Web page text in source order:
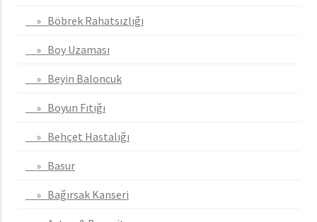
» Böbrek Rahatsızlığı
» Boy Uzaması
» Beyin Baloncuk
» Boyun Fıtığı
» Behçet Hastalığı
» Basur
» Bağırsak Kanseri